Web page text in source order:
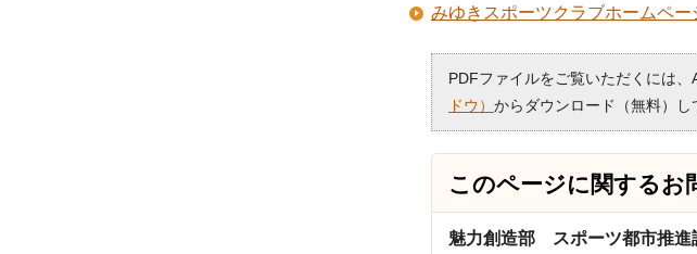
みゆきスポーツクラブホームペー
PDFファイルをご覧いただくには
ドウ） からダウンロード（無料）し
このページに関するお
魅力創造部 スポーツ都市推進